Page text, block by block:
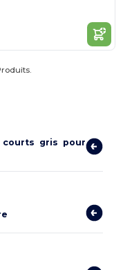
gris pour